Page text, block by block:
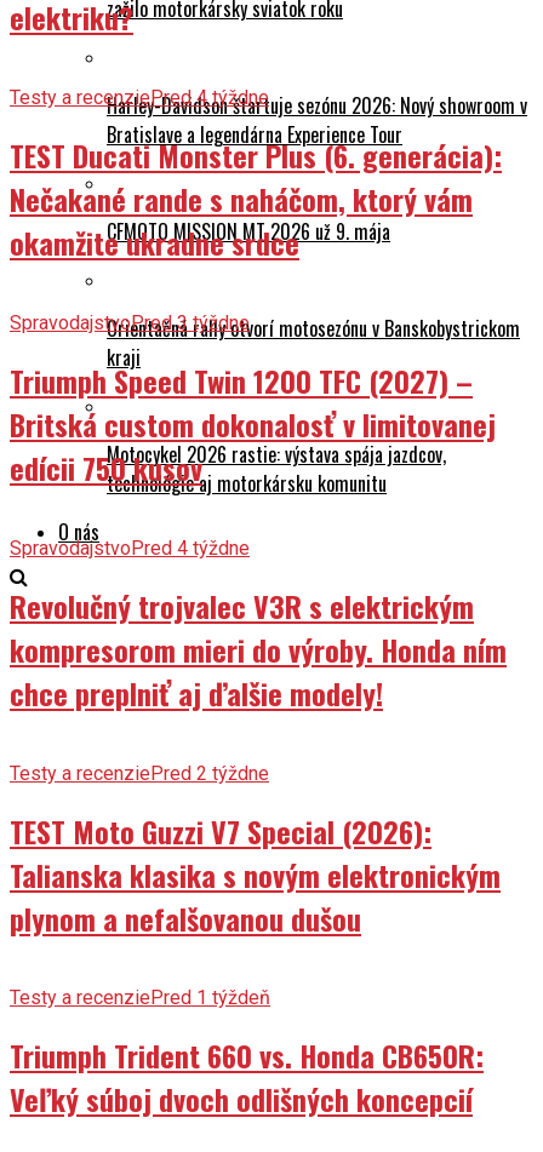
zažilo motorkársky sviatok roku
Harley-Davidson štartuje sezónu 2026: Nový showroom v
Bratislave a legendárna Experience Tour
CFMOTO MISSION MT 2026 už 9. mája
Orientačná rally otvorí motosezónu v Banskobystrickom
kraji
Motocykel 2026 rastie: výstava spája jazdcov,
technológie aj motorkársku komunitu
O nás
elektriku?
Testy a recenziePred 4 týždne
TEST Ducati Monster Plus (6. generácia):
Nečakané rande s naháčom, ktorý vám
okamžite ukradne srdce
SpravodajstvoPred 3 týždne
Triumph Speed Twin 1200 TFC (2027) –
Britská custom dokonalosť v limitovanej
edícii 750 kusov
SpravodajstvoPred 4 týždne
Revolučný trojvalec V3R s elektrickým
kompresorom mieri do výroby. Honda ním
chce preplniť aj ďalšie modely!
Testy a recenziePred 2 týždne
TEST Moto Guzzi V7 Special (2026):
Talianska klasika s novým elektronickým
plynom a nefalšovanou dušou
Testy a recenziePred 1 týždeň
Triumph Trident 660 vs. Honda CB650R:
Veľký súboj dvoch odlišných koncepcií